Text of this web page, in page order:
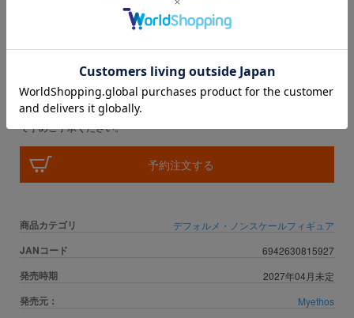
※数量に関しましては、おひとり様3個までの販売とさせて頂いておりま
す。上限数を超え数量はキャンセル扱いとなります。
※ご注文確定後のキャンセルにおきましては、一切お受け致しかねますの
で予めご了承ください。
予約注文する
商品カテゴリ デフォルメ・ノンスケールフィギュア
JANコード 6942630815927
発売時期 2027年04月未定
発売元： Myethos